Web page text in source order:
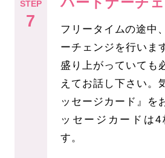
STEP
7
フリータイムの途中
ーチェンジを行いま
盛り上がっていても
えてお話し下さい。
ッセージカード』を
ッセージカードは
す。